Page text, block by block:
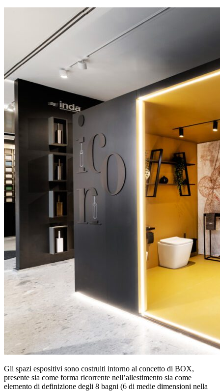
Gli spazi espositivi sono costruiti intorno al concetto di BOX,
presente sia come forma ricorrente nell’allestimento sia come
elemento di definizione degli 8 bagni (6 di medie dimensioni nella